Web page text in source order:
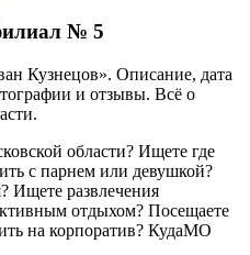
№ 5
Кузнецов». Описание, дата
и отзывы. Всё о
области? Ищете где
с парнем или девушкой?
Ищете развлечения
отдыхом? Посещаете
на корпоратив? КудаМО